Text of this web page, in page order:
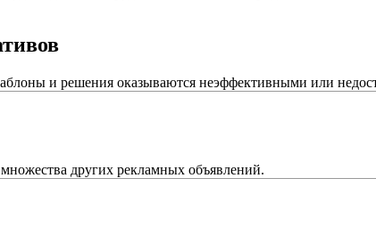
и решения оказываются неэффективными или
других рекламных объявлений.